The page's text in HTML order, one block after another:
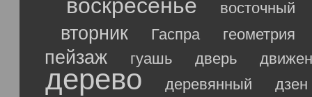
воскресенье восточный
вторник Гаспра геометрия
пейзаж гуашь дверь
дерево деревянный
дзен